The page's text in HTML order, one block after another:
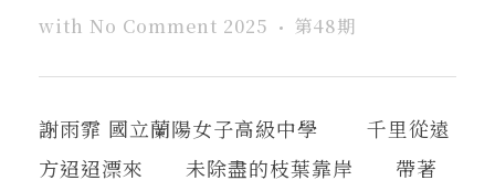
with No Comment 2025 第48期
謝雨霏 國立蘭陽女子高級中學 千里從遠
方迢迢漂來 未除盡的枝葉靠岸 帶著